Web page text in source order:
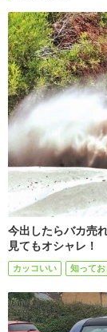
今出したらバカ売
見てもオシャレ！
カッコいい 知って